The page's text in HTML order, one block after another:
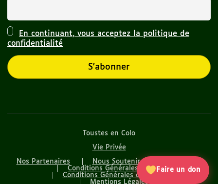
Faire un don
En continuant, vous acceptez la politique de
confidentialité
Toustes en Colo
Vie Privée
Nos Partenaires Nous Soutenir
Conditions Générales de Vente
Conditions Générales d’Utilisation
Mentions Légales